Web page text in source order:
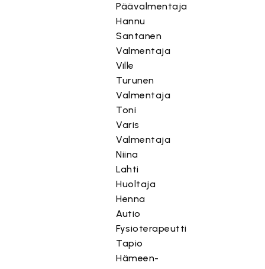
Päävalmentaja
Hannu
Santanen
Valmentaja
Ville
Turunen
Valmentaja
Toni
Varis
Valmentaja
Niina
Lahti
Huoltaja
Henna
Autio
Fysioterapeutti
Tapio
Hämeen-